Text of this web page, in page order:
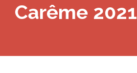
Carême 2021